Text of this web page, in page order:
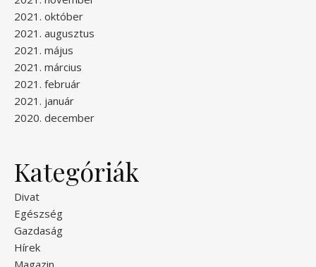
2021. október
2021. augusztus
2021. május
2021. március
2021. február
2021. január
2020. december
Kategóriák
Divat
Egészség
Gazdaság
Hírek
Magazin